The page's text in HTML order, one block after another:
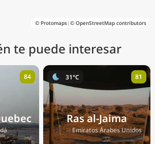
© Protomaps| © OpenStreetMap contributors
te puede interesar
84
Ras al-Jaima
🇦🇪Emiratos Árabes Unidos
31°C 81